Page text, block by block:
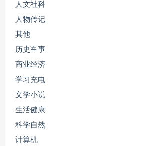
人文社科
人物传记
其他
历史军事
商业经济
学习充电
文学小说
生活健康
科学自然
计算机